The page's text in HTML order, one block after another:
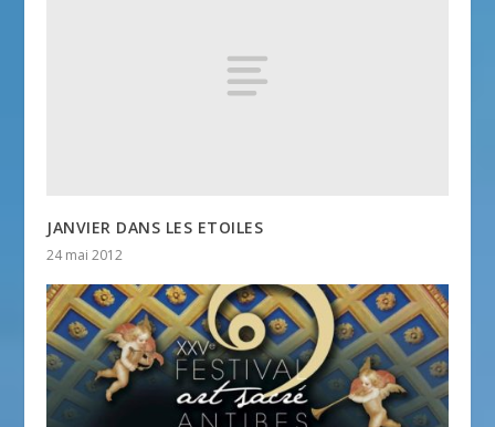
JANVIER DANS LES ETOILES
24 mai 2012